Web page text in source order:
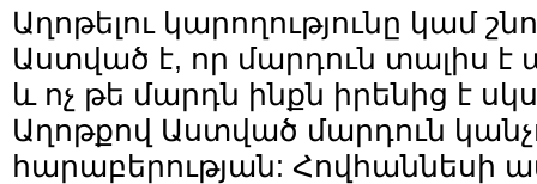
Աղոթելու կարողությունը կամ
Աստված է, որ մարդուն տալիս է
և ոչ թե մարդն ինքն իրենից է
Աղոթքով Աստված մարդուն
հարաբերության: Հովհաննեսի